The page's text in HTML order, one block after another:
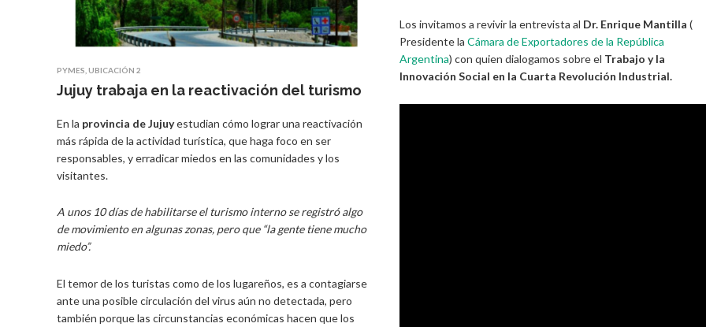
PYMES UBICACIÓN 2
Jujuy trabaja en la reactivación del turismo
En la provincia de Jujuyestudian cómo lograr una reactivación
más rápida de la actividad turística, que haga foco en ser
responsables, y erradicar miedos en las comunidades y los
visitantes.
A unos 10 días de habilitarse el turismo interno se registró algo
de movimiento en algunas zonas, pero que “la gente tiene mucho
miedo”.
El temor de los turistas como de los lugareños, es a contagiarse
ante una posible circulación del virus aún no detectada, pero
también porque las circunstancias económicas hacen que los
Los invitamos a revivir la entrevista al Dr. Enrique Mantilla (
Presidente laCámara de Exportadores de la República
Argentina) con quien dialogamos sobre el Trabajo y la
Innovación Social en la Cuarta Revolución Industrial.